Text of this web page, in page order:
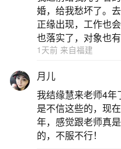
品，携带或放置水晶
变财运。3.到寺庙祈
二、三个旺财旺运的
一、保持家中财位
位是开启财运的关键
线四十五度的位置。
其状态直接影响到个
婚，给我愁坏了。
正缘出现，工作也
也落实了，对象也
1天前 来自福建
月儿
我结缘慧来老师4年
是不信这些的，现
年，感觉跟老师真
的，不服不行！